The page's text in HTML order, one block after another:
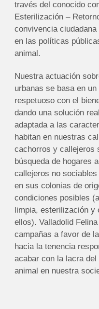
través del conocido
Esterilización –
convivencia
en las políticas
animal.
Nuestra actuación
urbanas se basa en
respetuoso con el
dando una solución
adaptada a las
habitan en nuestras
cachorros y callejeros
búsqueda de hogares
callejeros no
en sus colonias de
condiciones posibles
limpia, esterilización y
ellos). Valladolid
campañas a favor de
hacia la tenencia
acabar con la lacra
animal en nuestra